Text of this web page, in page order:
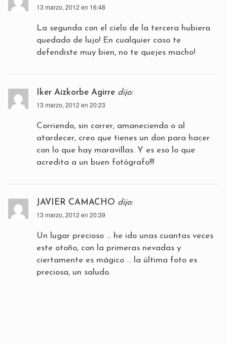
13 marzo, 2012 en 16:48
La segunda con el cielo de la tercera hubiera
quedado de lujo! En cualquier caso te
defendiste muy bien, no te quejes macho!
Iker Aizkorbe Agirre dijo:
13 marzo, 2012 en 20:23
Corriendo, sin correr, amaneciendo o al
atardecer, creo que tienes un don para hacer
con lo que hay maravillas. Y es eso lo que
acredita a un buen fotógrafo!!!
JAVIER CAMACHO dijo:
13 marzo, 2012 en 20:39
Un lugar precioso … he ido unas cuantas veces
este otoño, con la primeras nevadas y
ciertamente es mágico … la última foto es
preciosa, un saludo.